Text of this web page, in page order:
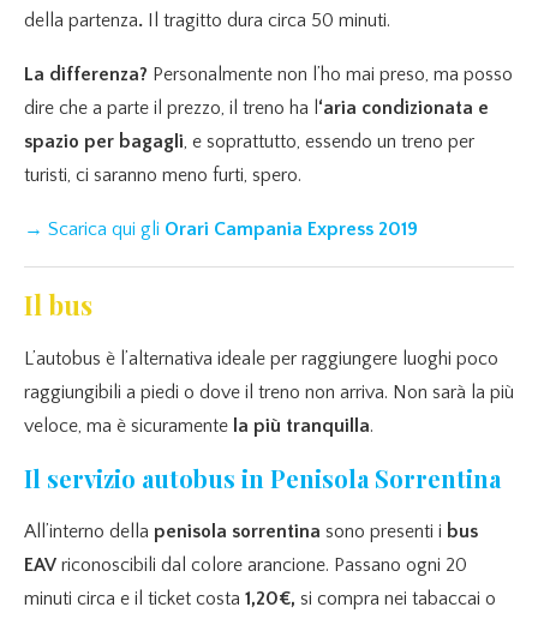
della partenza. Il tragitto dura circa 50 minuti.
La differenza? Personalmente non l’ho mai preso, ma posso
dire che a parte il prezzo, il treno ha l ‘aria condizionata e
spazio per bagagli, e soprattutto, essendo un treno per
turisti, ci saranno meno furti, spero.
→ Scarica qui gli Orari Campania Express 2019
Il bus
L’autobus è l’alternativa ideale per raggiungere luoghi poco
raggiungibili a piedi o dove il treno non arriva. Non sarà la più
veloce, ma è sicuramente la più tranquilla.
Il servizio autobus in Penisola Sorrentina
All’interno della penisola sorrentina sono presenti i bus
EAV riconoscibili dal colore arancione. Passano ogni 20
minuti circa e il ticket costa 1,20€, si compra nei tabaccai o